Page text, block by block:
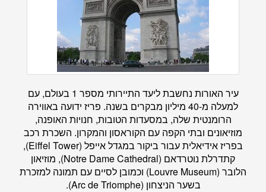
עיר האורות נחשבת ליעד התיירותי מספר 1 בעולם, עם
למעלה מ-40 מיליון מבקרים בשנה. פריז ידועה באווירה
הרומנטית שלה, במסעדות הטובות, חנויות האופנה,
מוזיאונים ובתי הקפה עם הקוראסון והמקרון. השכרת רכב
בפריז אידיאלית עבור ביקור במגדל אייפל (Eiffel Tower),
קתדרלת נוטרדאם (Notre Dame Cathedral), מוזיאון
הלובר (Louvre Museum) וכמובן לסיים עם תמונה למזכרת
בשער הניצחון (Arc de Triomphe).